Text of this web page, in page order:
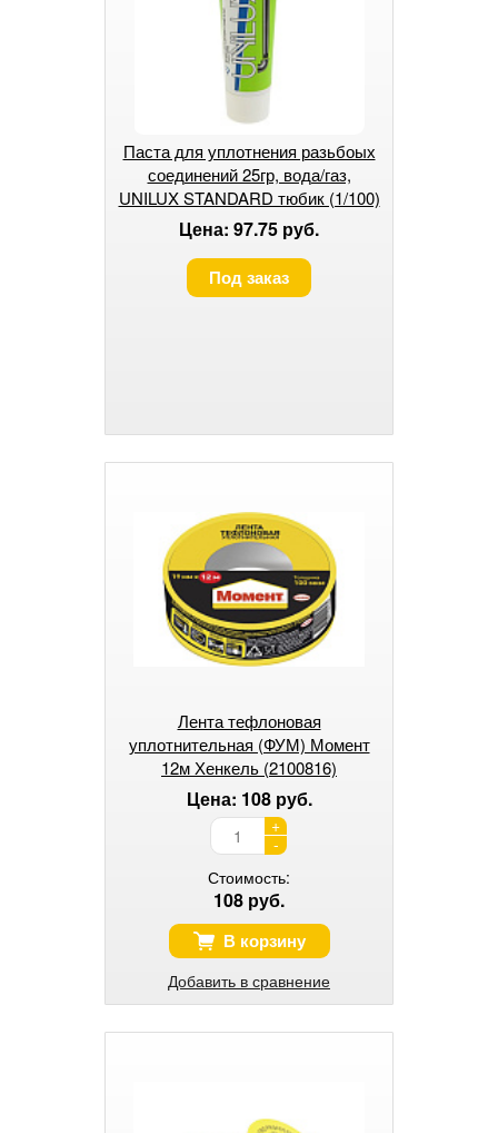
Паста для уплотнения разьбоых
соединений 25гр, вода/газ,
UNILUX STANDARD тюбик (1/100)
Цена: 97.75 руб.
Под заказ
Лента тефлоновая
уплотнительная (ФУМ) Момент
12м Хенкель (2100816)
Цена: 108 руб.
+
-
Стоимость:
108 руб.
В корзину
Добавить в сравнение